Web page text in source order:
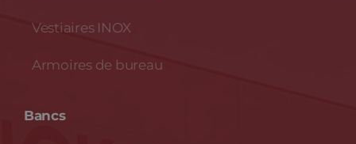
Vestiaires INOX
Armoires de bureau
Bancs